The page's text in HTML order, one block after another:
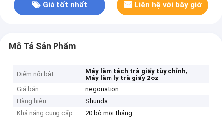
Giá tốt nhất Liên hệ với bây giờ
Mô Tả Sản Phẩm
Điểm nổi bật Máy làm tách trà giấy tùy chỉnh,
Máy làm ly trà giấy 2oz
Giá bán
negonation
Hàng hiệu
Shunda
Khả năng cung cấp
20 bộ mỗi tháng